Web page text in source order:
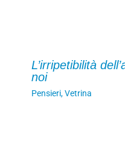
L’irripetibilità
noi
Pensieri,Vetrina